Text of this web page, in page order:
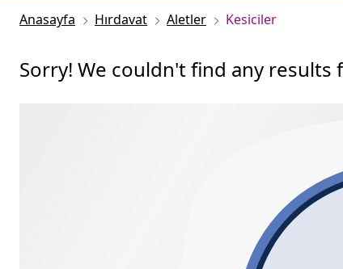
Anasayfa Hırdavat Aletler Kesiciler
Sorry! We couldn't find any results